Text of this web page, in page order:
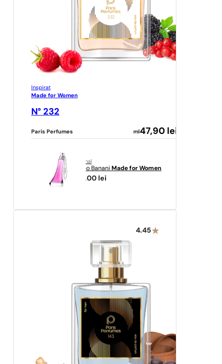
Inspirat
Made for Women
N° 232
Paris Perfumes ml 47,90 lei
original
Bruno Banani Made for Women
164,00 lei
4.45